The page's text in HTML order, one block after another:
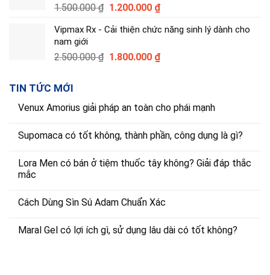
1.200.000 ₫.
1.500.000₫ Giá
là:
1.200.000 ₫Giá
tại
1.200.000 ₫.
Vipmax Rx - Cải thiện chức năng sinh lý dành cho
nam giới
2.500.000₫ Giá
1.800.000 ₫Giá
1.800.000 ₫.
TIN TỨC MỚI
Venux Amorius giải pháp an toàn cho phái mạnh
Supomaca có tốt không, thành phần, công dụng là gì?
Lora Men có bán ở tiệm thuốc tây không? Giải đáp thắc
mắc
Cách Dùng Sìn Sú Adam Chuẩn Xác
Maral Gel có lợi ích gì, sử dụng lâu dài có tốt không?